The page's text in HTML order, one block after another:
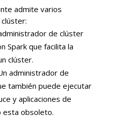
admite varios
de clúster
Spark que facilita la
clúster.
administrador de
también puede ejecutar
y aplicaciones de
esta obsoleto.